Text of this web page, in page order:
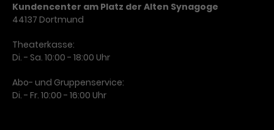
Kundencenter am Platz der Alten Synagoge
44137 Dortmund
Theaterkasse:
Di. - Sa. 10:00 - 18:00 Uhr
Abo- und Gruppenservice:
Di. - Fr. 10:00 - 16:00 Uhr